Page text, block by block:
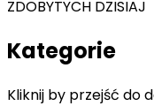
ZDOBYTYCH DZISIAJ
Kategorie
Kliknij by przejść do